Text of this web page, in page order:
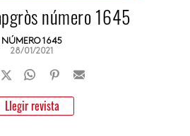
número 1645
NÚMERO 1645
28/01/2021
Llegir revista